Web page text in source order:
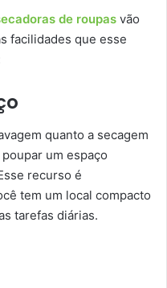
de roupas vão
facilidades que esse
quanto a secagem
um espaço
recurso é
tem um local compacto
tarefas diárias.